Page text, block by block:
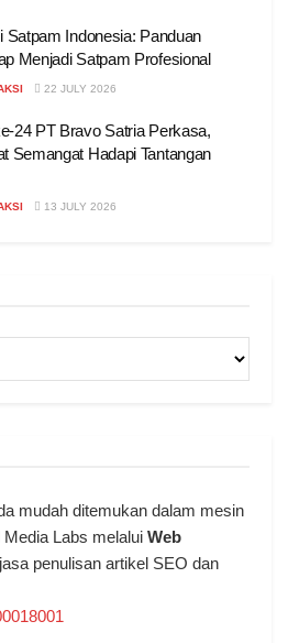
Satpam Indonesia: Panduan
Menjadi Satpam Profesional
22 JULY 2026
24 PT Bravo Satria Perkasa,
Semangat Hadapi Tantangan
13 JULY 2026
mudah ditemukan dalam mesin
Labs melalui Web
penulisan artikel SEO dan